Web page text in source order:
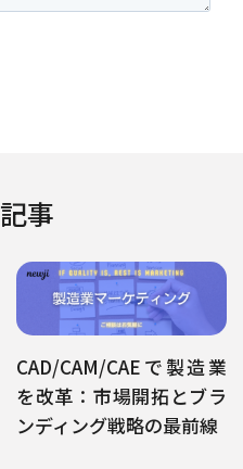
事
CAD/CAM/CAEで製造業
を改革：市場開拓とブラ
ンディング戦略の最前線